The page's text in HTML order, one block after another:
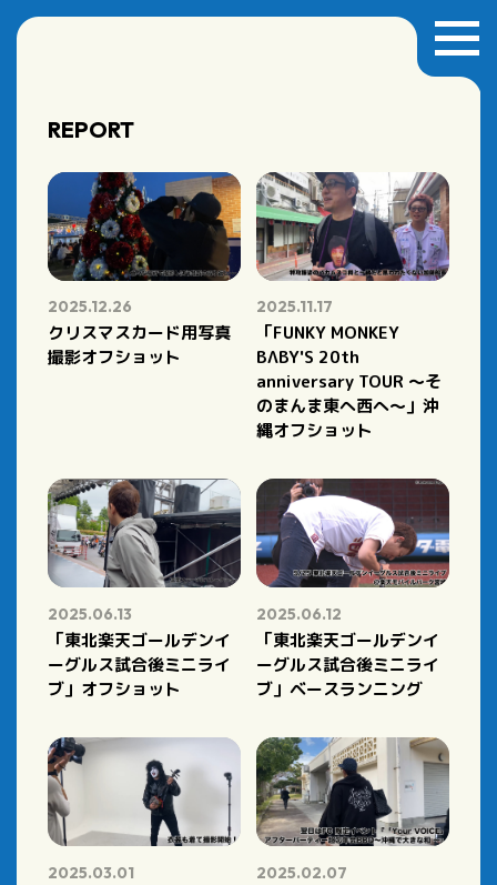
REPORT
2025.12.26
クリスマスカード用写真
撮影オフショット
2025.11.17
「FUNKY MONKEY
BΛBY'S 20th
anniversary TOUR ～そ
のまんま東へ西へ～」沖
縄オフショット
2025.06.13
「東北楽天ゴールデンイ
ーグルス試合後ミニライ
ブ」オフショット
2025.06.12
「東北楽天ゴールデンイ
ーグルス試合後ミニライ
ブ」ベースランニング
2025.03.01 2025.02.07